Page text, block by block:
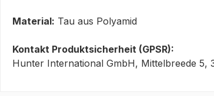
Material: Tau aus Polyamid
Kontakt Produktsicherheit (GPSR):
Hunter International GmbH, Mittelbreede 5,